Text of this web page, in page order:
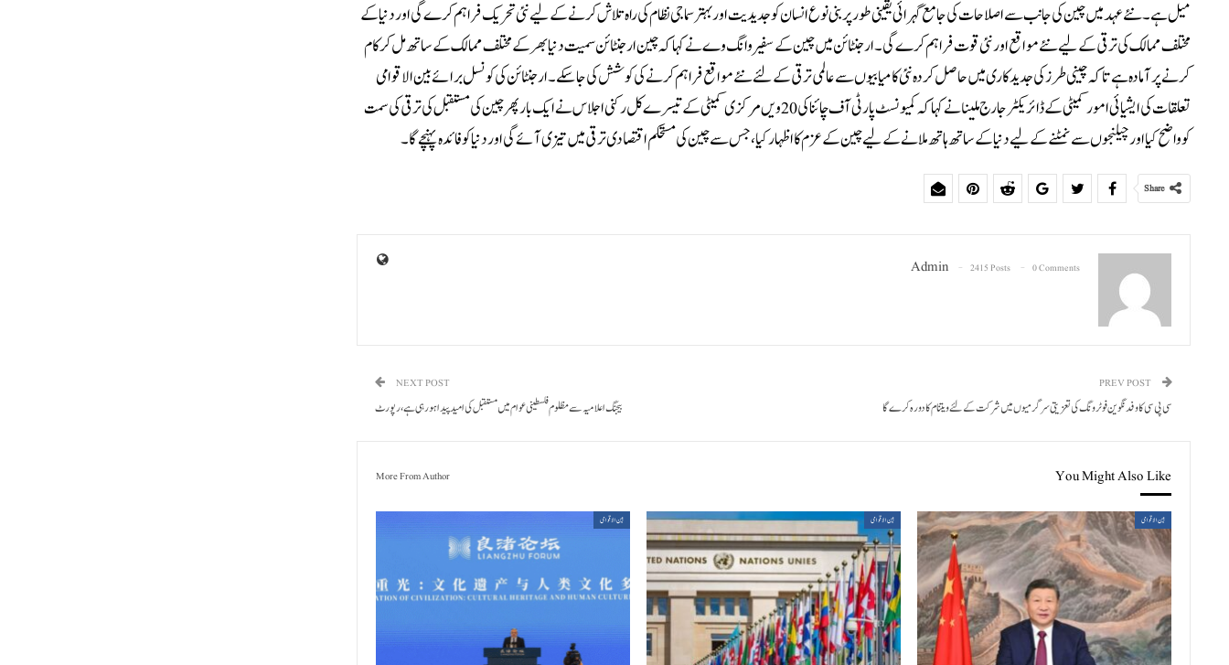
میل ہے۔ نئے عہد میں چین کی جانب سے اصلاحات کی جامع گہرائی یقینی طور پر بنی نوع انسان کو جدیدیت اور بہتر سماجی نظام کی راہ تلاش کرنےکے لیے نئی تحریک فراہم کرے گی اور دنیا کے
مختلف ممالک کی ترقی کے لیے نئے مواقع اور نئی قوت فراہم کرے گی۔ ارجنٹائن میں چین کے سفیر وانگ وے نے کہا کہ چین ارجنٹائن سمیت دنیا بھر کے مختلف ممالک کے ساتھ مل کر کام
کرنے پر آمادہ ہے تاکہ چینی طرز کی جدید کاری میں حاصل کردہ نئی کامیابیوں سے عالمی ترقی کے لئے نئے مواقع فراہم کرنے کی کوشش کی جا سکے۔ ارجنٹائن کی کونسل برائے بین الاقوامی
تعلقات کی ایشیائی امور کمیٹی کے ڈائریکٹر جارج ملینا نے کہا کہ کمیونسٹ پارٹی آف چائنا کی 20ویں مرکزی کمیٹی کے تیسرے کل رکنی اجلاس نے ایک بار پھر چین کی مستقبل کی ترقی کی سمت
کو واضح کیا اور چیلنجوں سے نمٹنے کے لیے دنیا کے ساتھ ہاتھ ملانے کے لیے چین کے عزم کا اظہار کیا، جس سے چین کی مستحکم اقتصادی ترقی میں تیزی آئے گی اور دنیا کو فائدہ پہنچے گا۔
Share
Admin 2415 Posts 0 Comments
سی پی سی کا وفد نگوین فو ٹرونگ کی تعزیتی سرگرمیوں میں شرکت کے لئے ویتنام کا دورہ کرے گا
NEXT POST
بیجنگ اعلامیہ سے مظلوم فلسطینی عوام میں مستقبل کی امید پیدا ہو رہی ہے، رپورٹ
You Might Also Like
More From Author
بین الاقوامی بین الاقوامی بین الاقوامی